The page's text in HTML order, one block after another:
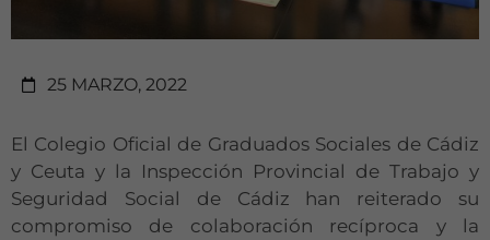
25 MARZO, 2022
El Colegio Oficial de Graduados Sociales de Cádiz
y Ceuta y la Inspección Provincial de Trabajo y
Seguridad Social de Cádiz han reiterado su
compromiso de colaboración recíproca y la